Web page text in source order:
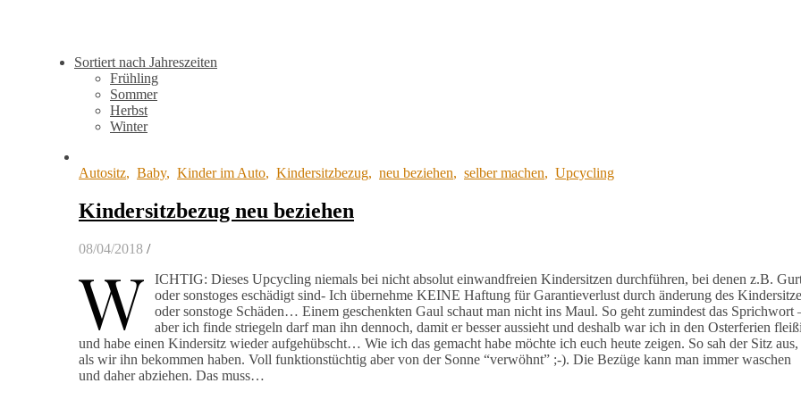
Sortiert nach Jahreszeiten
Frühling
Sommer
Herbst
Winter
Autositz, Baby, Kinder im Auto, Kindersitzbezug, neu beziehen, selber machen, Upcycling
Kindersitzbezug neu beziehen
08/04/2018 /
W
ICHTIG: Dieses Upcycling niemals bei nicht absolut einwandfreien Kindersitzen durchführen, bei denen z.B.
oder sonstoges eschädigt sind- Ich übernehme KEINE Haftung für Garantieverlust durch änderung des
oder sonstoge Schäden… Einem geschenkten Gaul schaut man nicht ins Maul. So geht zumindest das Sprichwort
aber ich finde striegeln darf man ihn dennoch, damit er besser aussieht und deshalb war ich in den Osterferien
und habe einen Kindersitz wieder aufgehübscht… Wie ich das gemacht habe möchte ich euch heute zeigen. So sah der Sitz aus,
als wir ihn bekommen haben. Voll funktionstüchtig aber von der Sonne “verwöhnt” ;-). Die Bezüge kann man immer waschen
und daher abziehen. Das muss…